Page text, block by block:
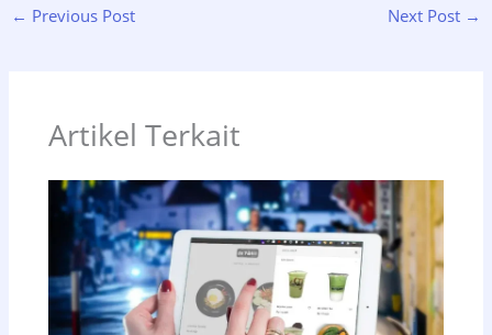
← Previous Post Next Post →
Artikel Terkait